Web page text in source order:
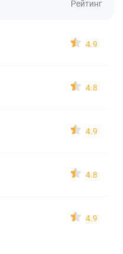
Рейтинг
4.9
4.8
4.9
4.8
4.9